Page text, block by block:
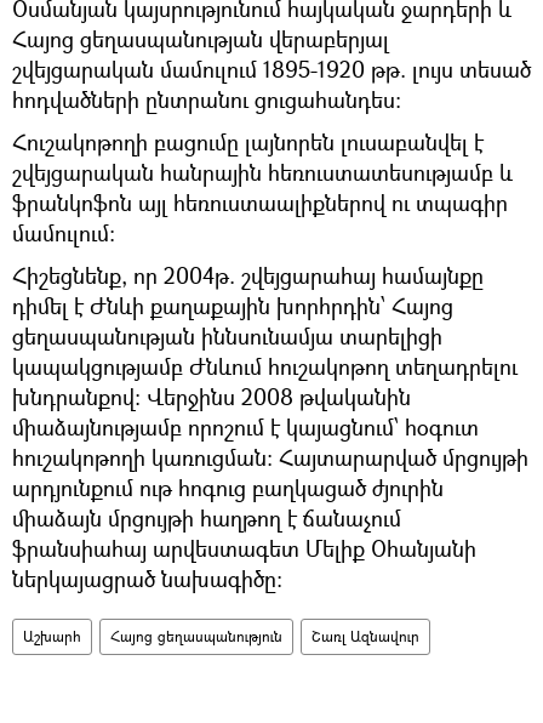
Օսմանյան կայսրությունում հայկական ջարդերի և
Հայոց ցեղասպանության վերաբերյալ
շվեյցարական մամուլում 1895-1920 թթ. լույս տեսած
հոդվածների ընտրանու ցուցահանդես:
Հուշակոթողի բացումը լայնորեն լուսաբանվել է
շվեյցարական հանրային հեռուստատեսությամբ և
ֆրանկոֆոն այլ հեռուստաալիքներով ու տպագիր
մամուլում:
Հիշեցնենք, որ 2004թ. շվեյցարահայ համայնքը
դիմել է Ժնևի քաղաքային խորհրդին՝ Հայոց
ցեղասպանության իննսունամյա տարելիցի
կապակցությամբ Ժնևում հուշակոթող տեղադրելու
խնդրանքով: Վերջինս 2008 թվականին
միաձայնությամբ որոշում է կայացնում՝ հօգուտ
հուշակոթողի կառուցման: Հայտարարված մրցույթի
արդյունքում ութ հոգուց բաղկացած ժյուրին
միաձայն մրցույթի հաղթող է ճանաչում
ֆրանսիահայ արվեստագետ Մելիք Օհանյանի
ներկայացրած նախագիծը:
Աշխարհ Հայոց ցեղասպանություն Շառլ Ազնավուր